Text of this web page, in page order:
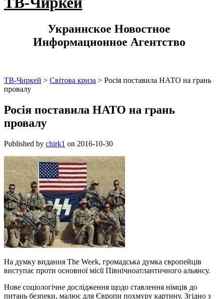
Украинское Новостное
Информационное Агентство
ТВ-Чиркей > Світова криза > Росія поставила НАТО на грань
провалу
Росія поставила НАТО на грань
провалу
Published by chirk1 on 2016-10-30
На думку видання The Week, громадська думка європейців
виступає проти основної місії Північноатлантичного альянсу.
Нове соціологічне дослідження щодо ставлення німців до
питань безпеки, малює для Європи похмуру картину. Згідно з